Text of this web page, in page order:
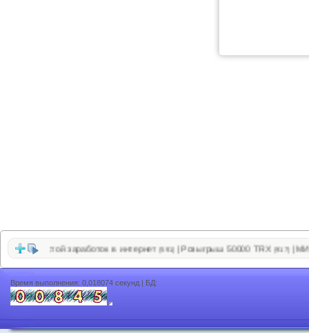
простой заработок в интернет(591) |Розыгрыш 50000 TRX(917) |
Время выполнения: 0,018074 секунд | БД: